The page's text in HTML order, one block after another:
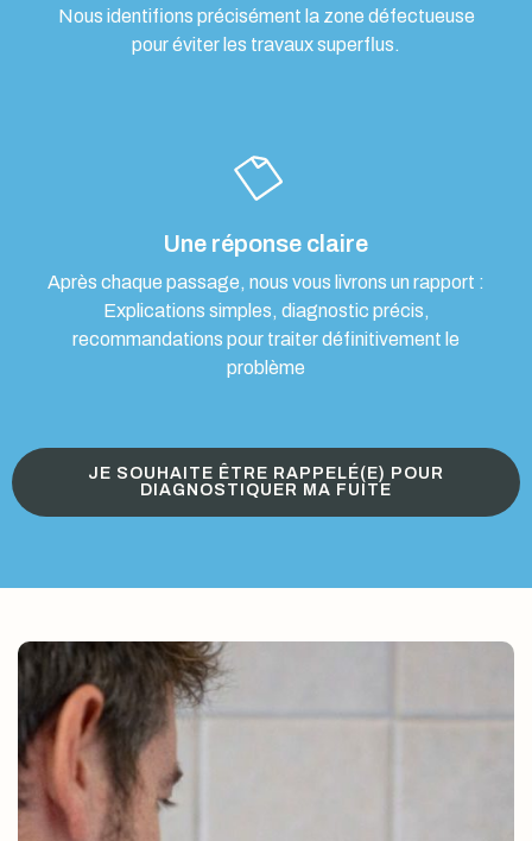
Nous identifions précisément la zone défectueuse
pour éviter les travaux superflus.
Une réponse claire
Après chaque passage, nous vous livrons un rapport :
Explications simples, diagnostic précis,
recommandations pour traiter définitivement le
problème
JE SOUHAITE ÊTRE RAPPELÉ(E) POUR
DIAGNOSTIQUER MA FUITE